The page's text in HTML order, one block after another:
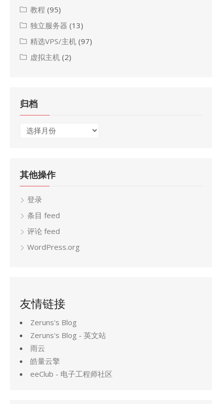
教程 (95)
独立服务器 (13)
精选VPS/主机 (97)
虚拟主机 (2)
归档
归
其他操作
登录
条目 feed
评论 feed
WordPress.org
友情链接
Zeruns's Blog
Zeruns's Blog - 英文站
雨云
皓量云擎
eeClub - 电子工程师社区